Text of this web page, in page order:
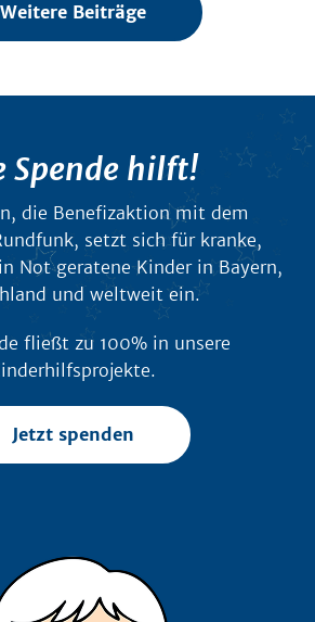
Weitere Beiträge
Spende hilft!
die Benefizaktion mit dem
setzt sich für kranke,
Not geratene Kinder in Bayern,
und weltweit ein.
fließt zu 100% in unsere
Jetzt spenden